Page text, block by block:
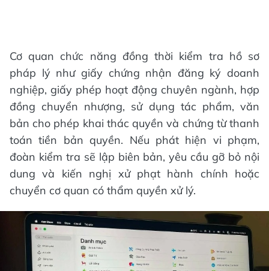
Cơ quan chức năng đồng thời kiểm tra hồ sơ
pháp lý như giấy chứng nhận đăng ký doanh
nghiệp, giấy phép hoạt động chuyên ngành, hợp
đồng chuyển nhượng, sử dụng tác phẩm, văn
bản cho phép khai thác quyền và chứng từ thanh
toán tiền bản quyền. Nếu phát hiện vi phạm,
đoàn kiểm tra sẽ lập biên bản, yêu cầu gỡ bỏ nội
dung và kiến nghị xử phạt hành chính hoặc
chuyển cơ quan có thẩm quyền xử lý.